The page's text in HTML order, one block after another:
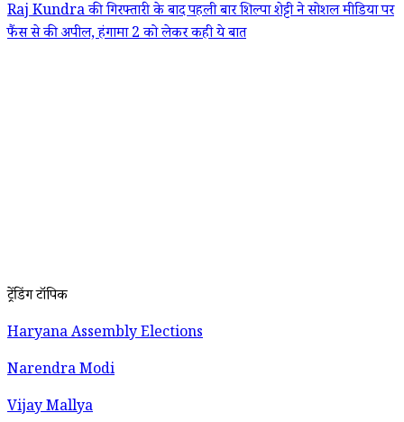
Raj Kundra की गिरफ्तारी के बाद पहली बार शिल्पा शेट्टी ने सोशल मीडिया पर
फैंस से की अपील, हंगामा 2 को लेकर कही ये बात
ट्रेंडिंग टॉपिक
Haryana Assembly Elections
Narendra Modi
Vijay Mallya